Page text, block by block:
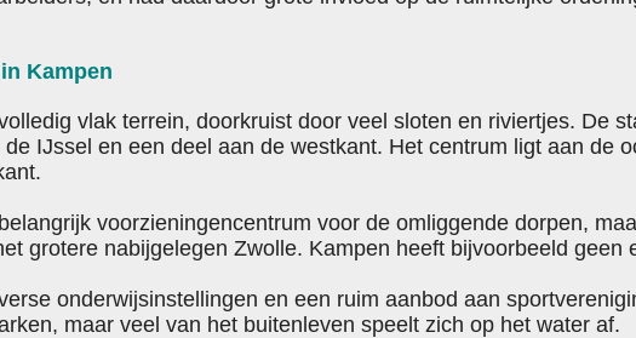
Kampen
vlak terrein, doorkruist door veel sloten en riviertjes. De
IJssel en een deel aan de westkant. Het centrum ligt aan de
voorzieningencentrum voor de omliggende dorpen,
grotere nabijgelegen Zwolle. Kampen heeft bijvoorbeeld geen
onderwijsinstellingen en een ruim aanbod aan
maar veel van het buitenleven speelt zich op het water af.